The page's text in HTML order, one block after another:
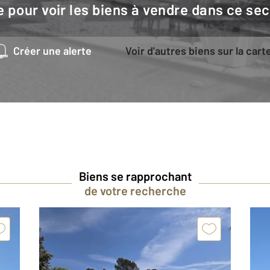
pour voir les biens à vendre dans ce
Créer une alerte Voir d'autres biens sur la
Biens se rapprochant
de votre recherche